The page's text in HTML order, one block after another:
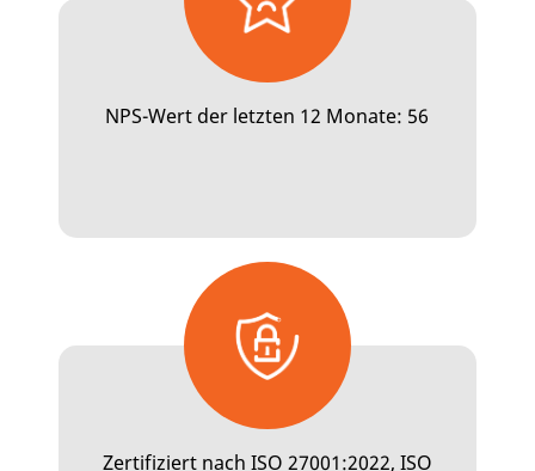
NPS-Wert der letzten 12 Monate: 56
Zertifiziert nach ISO 27001:2022, ISO